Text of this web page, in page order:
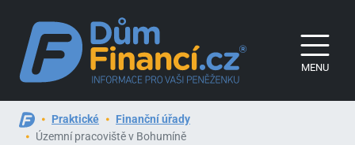
MENU
Praktické
Finanční úřady
Územní pracoviště v Bohumíně